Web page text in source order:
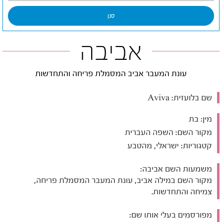
אביבה
עונת המעבר אביב המסמלת פריחה והתחדשות
שם בלועזית:
מין: בת
מקור השם: השפה העברית
קטגוריות: ישראלי, מהטבע
משמעות השם אביבה:
מקור השם במילה אביב, עונת המעבר המסמלת פריחה,
צמיחה והתחדשות.
מפורסמים בעלי אותו שם: